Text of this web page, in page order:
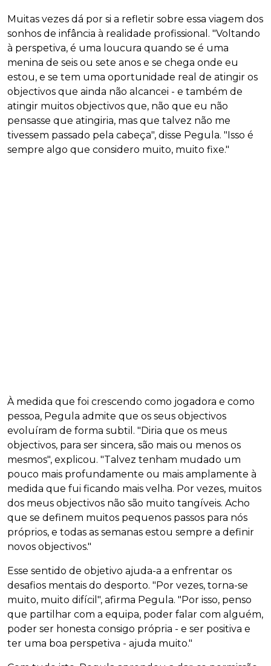
Muitas vezes dá por si a refletir sobre essa viagem dos
sonhos de infância à realidade profissional. "Voltando
à perspetiva, é uma loucura quando se é uma
menina de seis ou sete anos e se chega onde eu
estou, e se tem uma oportunidade real de atingir os
objectivos que ainda não alcancei - e também de
atingir muitos objectivos que, não que eu não
pensasse que atingiria, mas que talvez não me
tivessem passado pela cabeça", disse Pegula. "Isso é
sempre algo que considero muito, muito fixe."
À medida que foi crescendo como jogadora e como
pessoa, Pegula admite que os seus objectivos
evoluíram de forma subtil. "Diria que os meus
objectivos, para ser sincera, são mais ou menos os
mesmos", explicou. "Talvez tenham mudado um
pouco mais profundamente ou mais amplamente à
medida que fui ficando mais velha. Por vezes, muitos
dos meus objectivos não são muito tangíveis. Acho
que se definem muitos pequenos passos para nós
próprios, e todas as semanas estou sempre a definir
novos objectivos."
Esse sentido de objetivo ajuda-a a enfrentar os
desafios mentais do desporto. "Por vezes, torna-se
muito, muito difícil", afirma Pegula. "Por isso, penso
que partilhar com a equipa, poder falar com alguém,
poder ser honesta consigo própria - e ser positiva e
ter uma boa perspetiva - ajuda muito."